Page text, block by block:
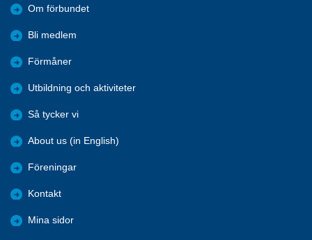
Om förbundet
Bli medlem
Förmåner
Utbildning och aktiviteter
Så tycker vi
About us (in English)
Föreningar
Kontakt
Mina sidor